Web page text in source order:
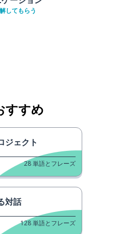
してもらう
すすめ
ジェクト
28単語とフレーズ
対話
128単語とフレーズ